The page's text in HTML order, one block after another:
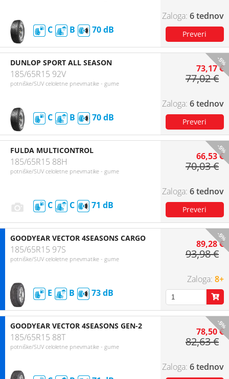
C B 70
6 tednov
-5%
DUNLOP SPORT ALL SEASON
185/65R15 92V
potniške/SUV celoletne pnevmatike - gume
C B 70
73,17 €
77,02 €
6 tednov
-5%
FULDA MULTICONTROL
185/65R15 88H
potniške/SUV celoletne pnevmatike - gume
C C 71
66,53 €
70,03 €
6 tednov
-5%
GOODYEAR VECTOR 4SEASONS CARGO
185/65R15 97S
potniške/SUV celoletne pnevmatike - gume
E B 73
89,28 €
93,98 €
8+
-5%
GOODYEAR VECTOR 4SEASONS GEN-2
185/65R15 88T
potniške/SUV celoletne pnevmatike - gume
78,50 €
82,63 €
6 tednov